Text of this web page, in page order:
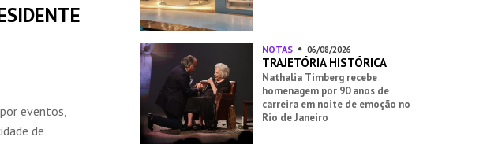
eventos,
de
NOTAS 06/08/2026
TRAJETÓRIA HISTÓRICA
Nathalia Timberg recebe
homenagem por 90 anos de
carreira em noite de emoção no
Rio de Janeiro